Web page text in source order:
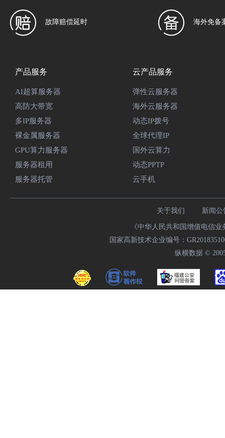
故障赔偿延时 海外免备
产品服务
AI超算服务器
高防大带宽
多IP服务器
裸金属服务器
GPU算力服务器
服务器租用
服务器托管
云产品服务
弹性云服务器
海外云服务器
动态IP拨号
全球代理IP
国外云算力
动态PPTP
云手机
关于我们 新闻公
《中华人民共和国增值电信
国家高新技术企业编号：
纵横数据 ©